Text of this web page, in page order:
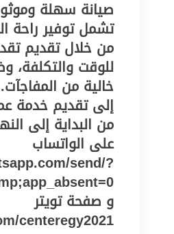
صيانة سهلة
تشمل توفير راحة
من خلال تقديم
للوقت والتكلفة،
خالية من
إلى تقديم خدمة
من البداية إلى
على الواتساب
send/?
و صفحة تويتر
centeregy2021